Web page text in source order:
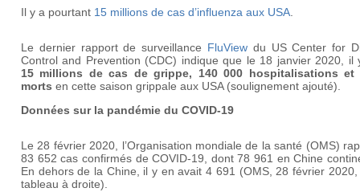
Il y a pourtant 15 millions de cas d’influenza aux USA.
Le dernier rapport de surveillance FluView du US Center for
Control and Prevention (CDC) indique que le 18 janvier 2020, il
15 millions de cas de grippe, 140 000 hospitalisations et
morts en cette saison grippale aux USA (soulignement ajouté).
Données sur la pandémie du COVID-19
Le 28 février 2020, l’Organisation mondiale de la santé (OMS)
83 652 cas confirmés de COVID-19, dont 78 961 en Chine
En dehors de la Chine, il y en avait 4 691 (OMS, 28 février
tableau à droite).